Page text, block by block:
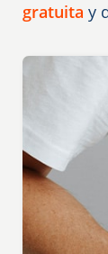
gratuita y